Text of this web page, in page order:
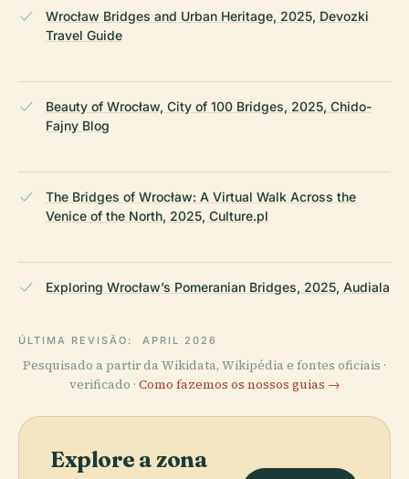
Wrocław Bridges and Urban Heritage, 2025, Devozki
Travel Guide
Beauty of Wrocław, City of 100 Bridges, 2025, Chido-
Fajny Blog
The Bridges of Wrocław: A Virtual Walk Across the
Venice of the North, 2025, Culture.pl
Exploring Wrocław’s Pomeranian Bridges, 2025, Audiala
ÚLTIMA REVISÃO: APRIL 2026
Pesquisado a partir da Wikidata, Wikipédia e fontes oficiais ·
verificado · Como fazemos os nossos guias →
Explore a zona